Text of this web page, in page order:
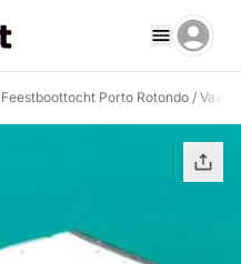
Feestboottocht Porto Rotondo / Vaar